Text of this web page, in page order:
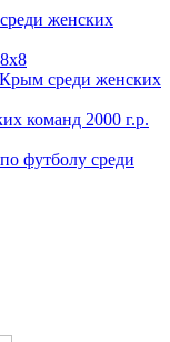
женских
среди женских
команд 2000 г.р.
футболу среди